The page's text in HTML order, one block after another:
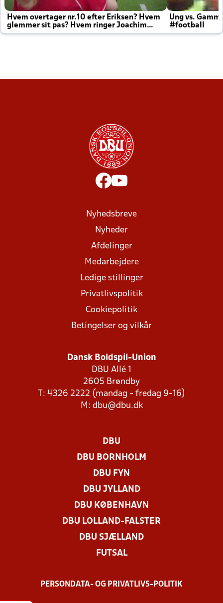
Hvem overtager nr.10 efter Eriksen? Hvem
glemmer sit pas? Hvem ringer Joachim
altid til efter kampe?
Ung vs.
#football
Nyhedsbreve
Nyheder
Afdelinger
Medarbejdere
Ledige stillinger
Privatlivspolitik
Cookiepolitik
Betingelser og vilkår
Dansk Boldspil-Union
DBU Allé 1
2605 Brøndby
T: 4326 2222 (mandag - fredag 9-16)
M: dbu@dbu.dk
DBU
DBU BORNHOLM
DBU FYN
DBU JYLLAND
DBU KØBENHAVN
DBU LOLLAND-FALSTER
DBU SJÆLLAND
FUTSAL
PERSONDATA- OG PRIVATLIVS-POLITIK